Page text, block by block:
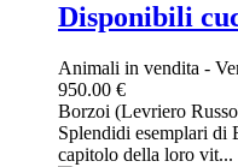
Disponibili
Animali in vendita -
950.00 €
Borzoi (Levriero
Splendidi esemplari di
capitolo della loro vit...